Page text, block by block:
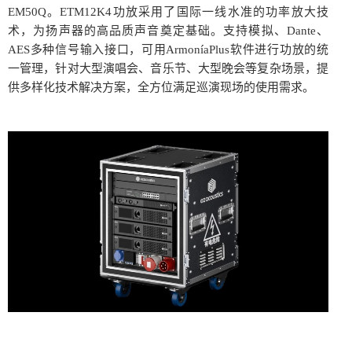
EM50Q。ETM12K4功放采用了国际一线水准的功率放大技
术，为扬声器的高品质声音奠定基础。支持模拟、Dante、
AES多种信号输入接口，可用ArmoníaPlus软件进行功放的统
一管理，针对大型演唱会、音乐节、大型晚会等复杂场景，提
供多样化技术解决方案，全方位满足巡演现场的使用需求。